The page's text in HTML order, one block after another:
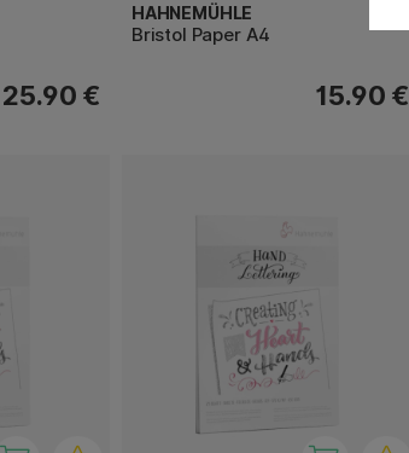
25.90 €
HAHNEMÜHLE
Bristol Paper A4
15.90 €